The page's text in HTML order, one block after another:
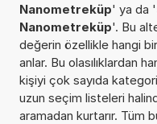
Nanometreküp' ya da
Nanometreküp'. Bu
değerin özellikle hangi
anlar. Bu olasılıklardan
kişiyi çok sayıda
uzun seçim listeleri
aramadan kurtarır. Tüm